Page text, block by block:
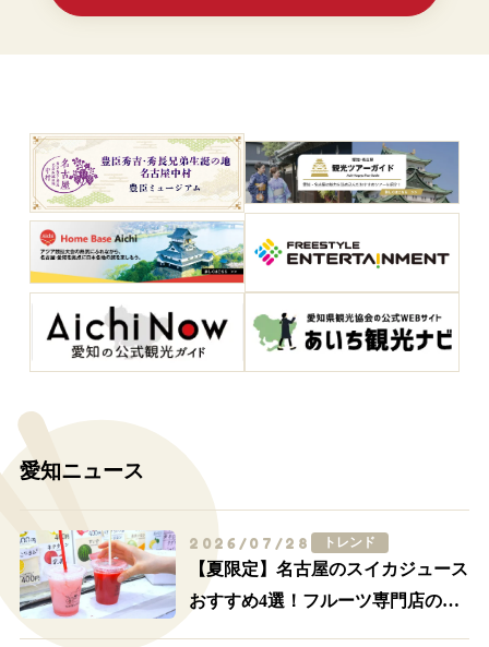
愛知ニュース
2026/07/28 トレンド
【夏限定】名古屋のスイカジュース
おすすめ4選！フルーツ専門店の一